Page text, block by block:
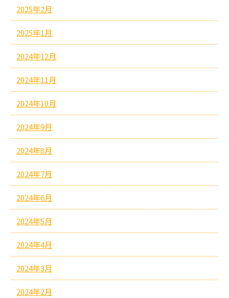
2025年2月
2025年1月
2024年12月
2024年11月
2024年10月
2024年9月
2024年8月
2024年7月
2024年6月
2024年5月
2024年4月
2024年3月
2024年2月